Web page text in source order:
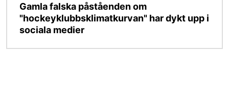
Gamla falska påståenden om
"hockeyklubbsklimatkurvan" har dykt upp i
sociala medier